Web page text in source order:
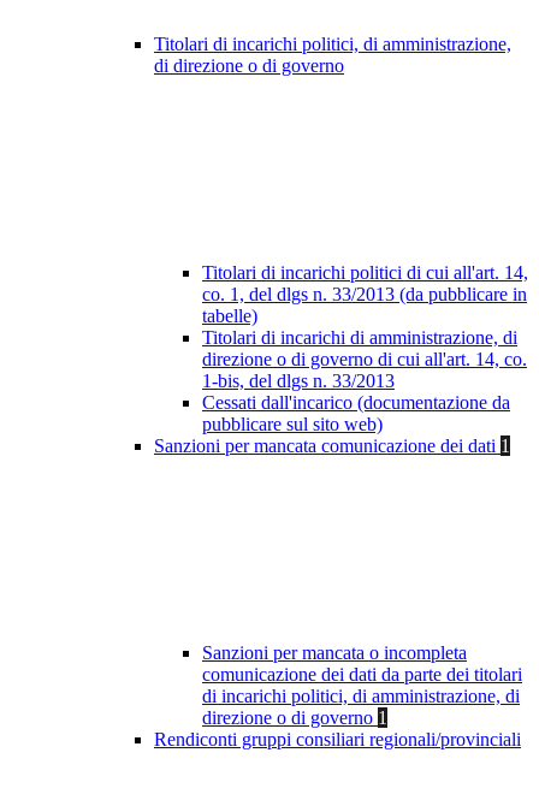
Titolari di incarichi politici, di amministrazione,
di direzione o di governo
Titolari di incarichi politici di cui all'art. 14,
co. 1, del dlgs n. 33/2013 (da pubblicare in
tabelle)
Titolari di incarichi di amministrazione, di
direzione o di governo di cui all'art. 14, co.
1-bis, del dlgs n. 33/2013
Cessati dall'incarico (documentazione da
pubblicare sul sito web)
Sanzioni per mancata comunicazione dei dati 1
Sanzioni per mancata o incompleta
comunicazione dei dati da parte dei titolari
di incarichi politici, di amministrazione, di
direzione o di governo 1
Rendiconti gruppi consiliari regionali/provinciali